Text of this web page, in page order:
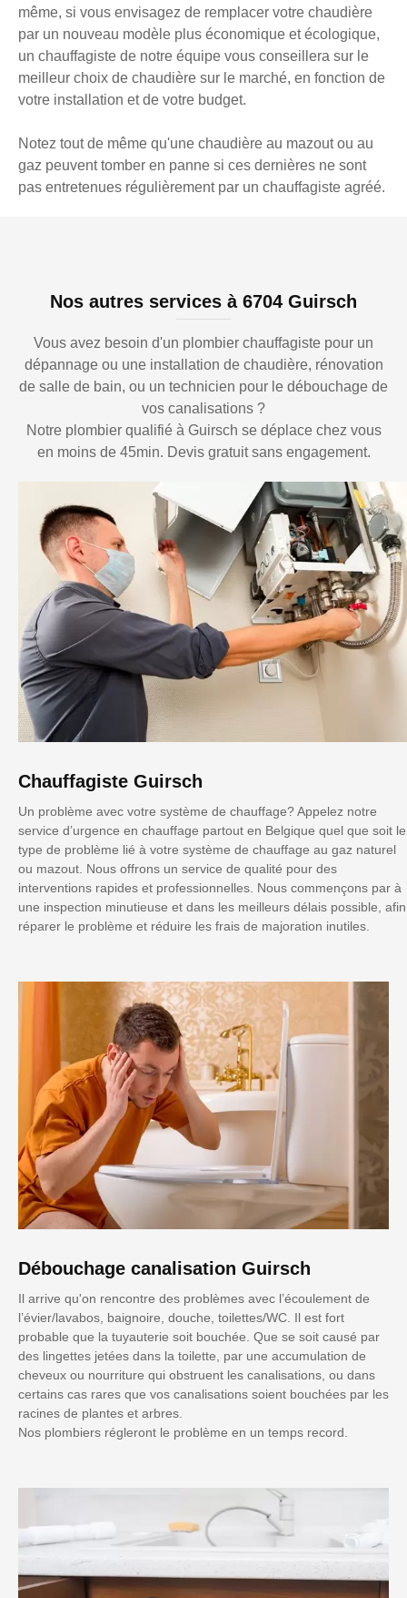
même, si vous envisagez de remplacer votre chaudière
par un nouveau modèle plus économique et écologique,
un chauffagiste de notre équipe vous conseillera sur le
meilleur choix de chaudière sur le marché, en fonction de
votre installation et de votre budget.
Notez tout de même qu'une chaudière au mazout ou au
gaz peuvent tomber en panne si ces dernières ne sont
pas entretenues régulièrement par un chauffagiste agréé.
Nos autres services à 6704 Guirsch
Vous avez besoin d'un plombier chauffagiste pour un
dépannage ou une installation de chaudière, rénovation
de salle de bain, ou un technicien pour le débouchage de
vos canalisations ?
Notre plombier qualifié à Guirsch se déplace chez vous
en moins de 45min. Devis gratuit sans engagement.
Chauffagiste Guirsch
Un problème avec votre système de chauffage? Appelez notre
service d’urgence en chauffage partout en Belgique quel que soit le
type de problème lié à votre système de chauffage au gaz naturel
ou mazout. Nous offrons un service de qualité pour des
interventions rapides et professionnelles. Nous commençons par à
une inspection minutieuse et dans les meilleurs délais possible, afin
réparer le problème et réduire les frais de majoration inutiles.
Débouchage canalisation Guirsch
Il arrive qu'on rencontre des problèmes avec l’écoulement de
l’évier/lavabos, baignoire, douche, toilettes/WC. Il est fort
probable que la tuyauterie soit bouchée. Que se soit causé par
des lingettes jetées dans la toilette, par une accumulation de
cheveux ou nourriture qui obstruent les canalisations, ou dans
certains cas rares que vos canalisations soient bouchées par les
racines de plantes et arbres.
Nos plombiers régleront le problème en un temps record.